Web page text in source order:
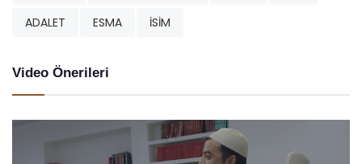
ADALET
ESMA İSİM
Video Önerileri